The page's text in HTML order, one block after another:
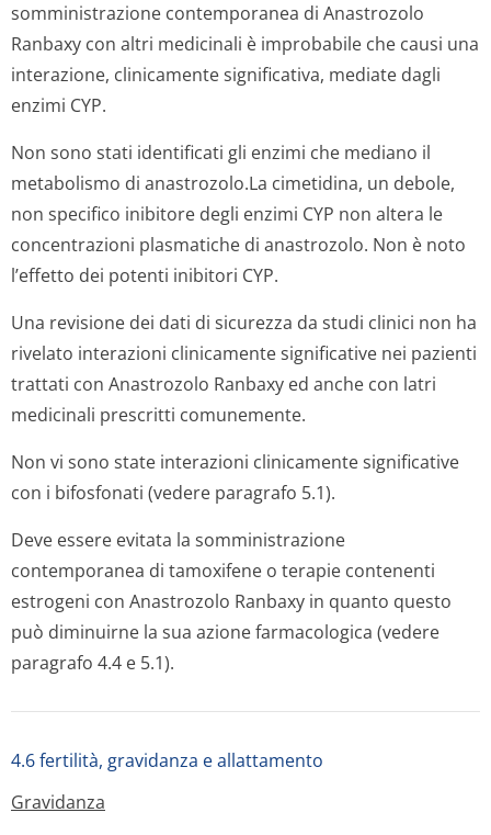
somministrazione contemporanea di Anastrozolo
Ranbaxy con altri medicinali è improbabile che causi una
interazione, clinicamente significativa, mediate dagli
enzimi CYP.
Non sono stati identificati gli enzimi che mediano il
metabolismo di anastrozolo.La cimetidina, un debole,
non specifico inibitore degli enzimi CYP non altera le
concentrazioni plasmatiche di anastrozolo. Non è noto
l’effetto dei potenti inibitori CYP.
Una revisione dei dati di sicurezza da studi clinici non ha
rivelato interazioni clinicamente significative nei pazienti
trattati con Anastrozolo Ranbaxy ed anche con latri
medicinali prescritti comunemente.
Non vi sono state interazioni clinicamente significative
con i bifosfonati (vedere paragrafo 5.1).
Deve essere evitata la somministrazione
contemporanea di tamoxifene o terapie contenenti
estrogeni con Anastrozolo Ranbaxy in quanto questo
può diminuirne la sua azione farmacologica (vedere
paragrafo 4.4 e 5.1).
4.6 fertilità, gravidanza e allattamento
Gravidanza